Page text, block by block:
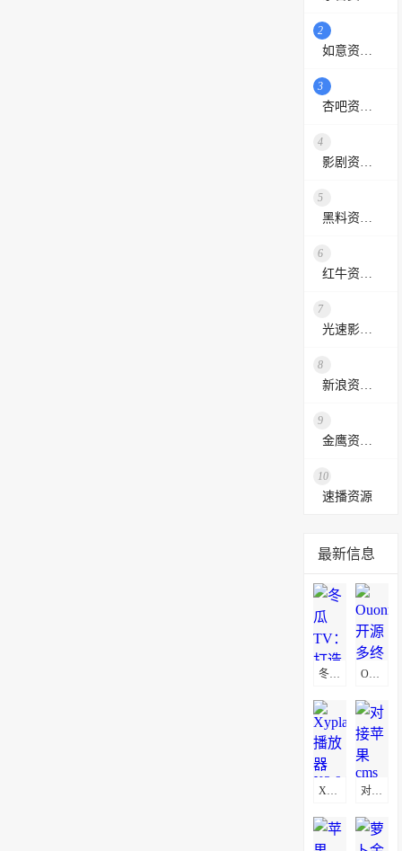
2
3
4
5
6
7
8
9
10
速播资源
最新信息
OuonnkiTV：开源多终端个人视频源码
对接苹果cms影视小程序源码,支持josn官解+卡密系统